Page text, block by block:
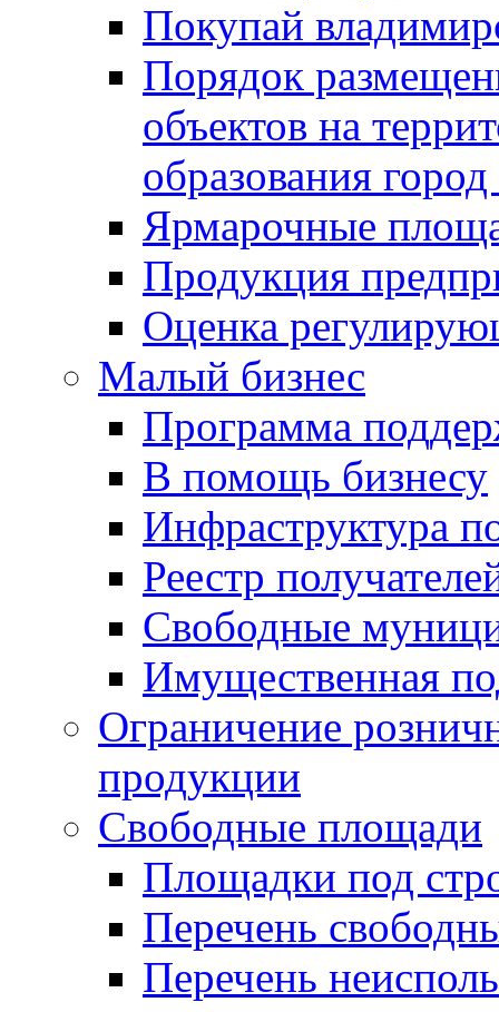
Покупай
Порядок
объектов на
образования
Ярмарочные
Продукция
Оценка
Малый бизнес
Программа
В помощь бизнесу
Инфраструктура
Реестр
Свободные
Имущественная
Ограничение
продукции
Свободные площади
Площадки под
Перечень
Перечень